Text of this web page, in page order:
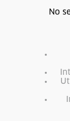
No